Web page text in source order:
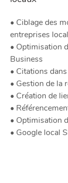
• Ciblage des
entreprises
• Optimisation
Business
• Citations
• Gestion de la
• Création de
•
• Optimisation
• Google local